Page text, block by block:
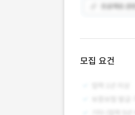
모집 요건